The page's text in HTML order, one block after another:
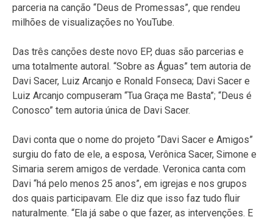
parceria na canção “Deus de Promessas”, que rendeu
milhões de visualizações no YouTube.
Das três canções deste novo EP, duas são parcerias e
uma totalmente autoral. “Sobre as Águas” tem autoria de
Davi Sacer, Luiz Arcanjo e Ronald Fonseca; Davi Sacer e
Luiz Arcanjo compuseram “Tua Graça me Basta”; “Deus é
Conosco” tem autoria única de Davi Sacer.
Davi conta que o nome do projeto “Davi Sacer e Amigos”
surgiu do fato de ele, a esposa, Verônica Sacer, Simone e
Simaria serem amigos de verdade. Veronica canta com
Davi “há pelo menos 25 anos”, em igrejas e nos grupos
dos quais participavam. Ele diz que isso faz tudo fluir
naturalmente. “Ela já sabe o que fazer, as intervenções. E